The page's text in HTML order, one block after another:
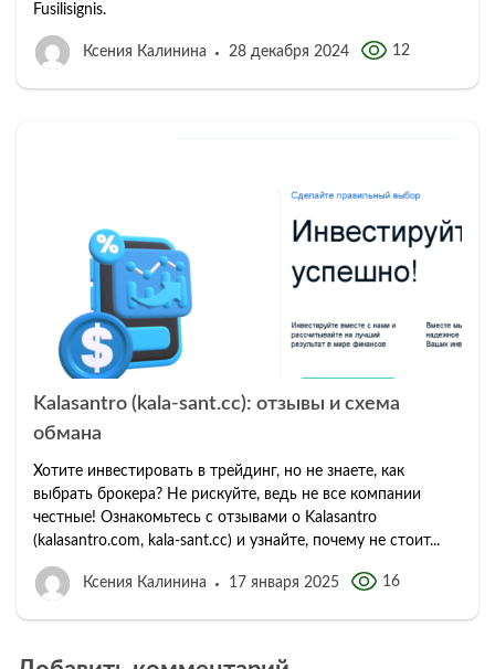
Fusilisignis.
Ксения Калинина 28 декабря 2024 12
Kalasantro (kala-sant.cc): отзывы и схема
обмана
Хотите инвестировать в трейдинг, но не знаете, как
выбрать брокера? Не рискуйте, ведь не все компании
честные! Ознакомьтесь с отзывами о Kalasantro
(kalasantro.com, kala-sant.cc) и узнайте, почему не стоит...
Ксения Калинина 17 января 2025 16